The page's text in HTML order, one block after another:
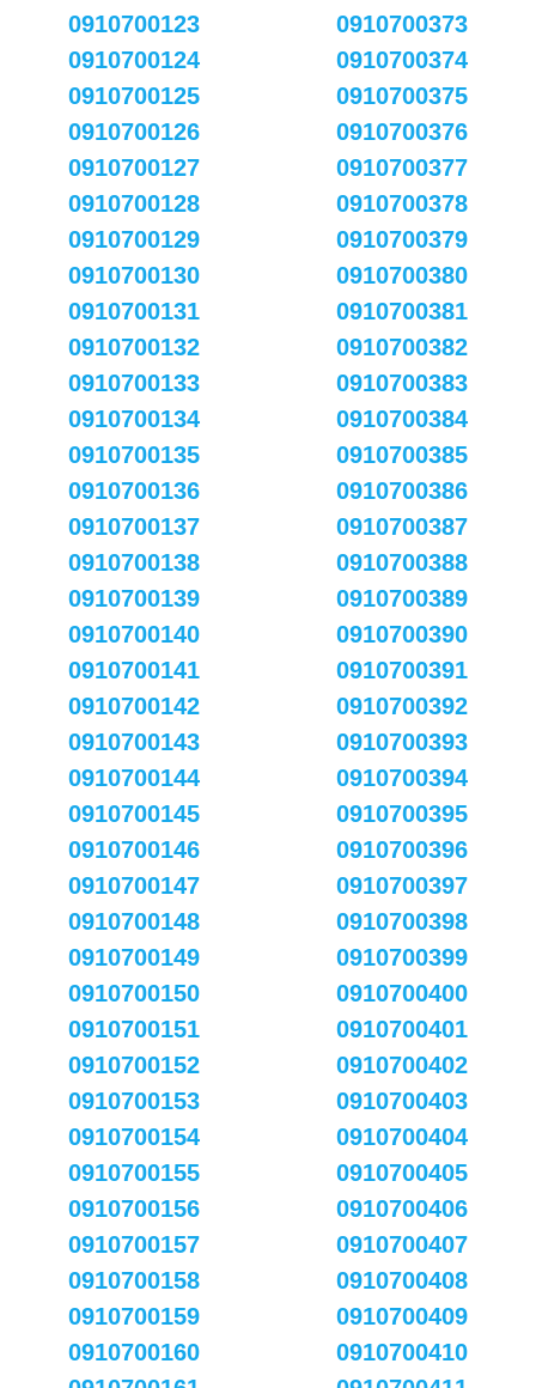
0910700123
0910700124
0910700125
0910700126
0910700127
0910700128
0910700129
0910700130
0910700131
0910700132
0910700133
0910700134
0910700135
0910700136
0910700137
0910700138
0910700139
0910700140
0910700141
0910700142
0910700143
0910700144
0910700145
0910700146
0910700147
0910700148
0910700149
0910700150
0910700151
0910700152
0910700153
0910700154
0910700155
0910700156
0910700157
0910700158
0910700159
0910700160
0910700373
0910700374
0910700375
0910700376
0910700377
0910700378
0910700379
0910700380
0910700381
0910700382
0910700383
0910700384
0910700385
0910700386
0910700387
0910700388
0910700389
0910700390
0910700391
0910700392
0910700393
0910700394
0910700395
0910700396
0910700397
0910700398
0910700399
0910700400
0910700401
0910700402
0910700403
0910700404
0910700405
0910700406
0910700407
0910700408
0910700409
0910700410